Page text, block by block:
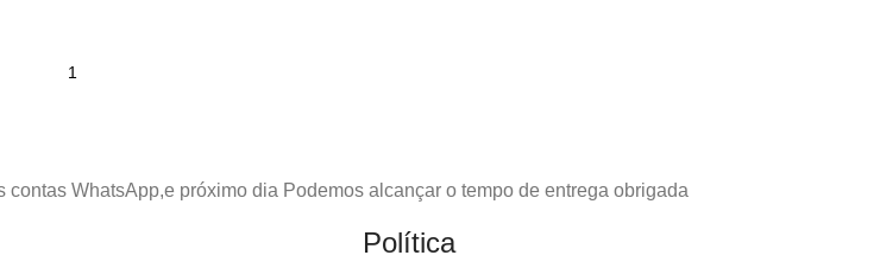
WhatsApp,e próximo dia Podemos alcançar o tempo de entrega obrigada
Política